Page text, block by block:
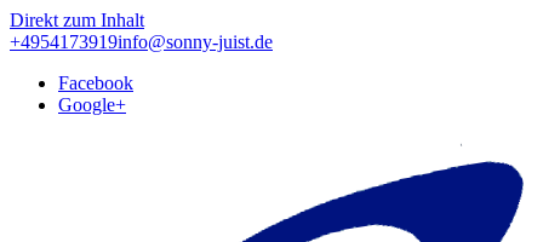
Direkt zum Inhalt
+4954173919info@sonny-juist.de
Facebook
Google+